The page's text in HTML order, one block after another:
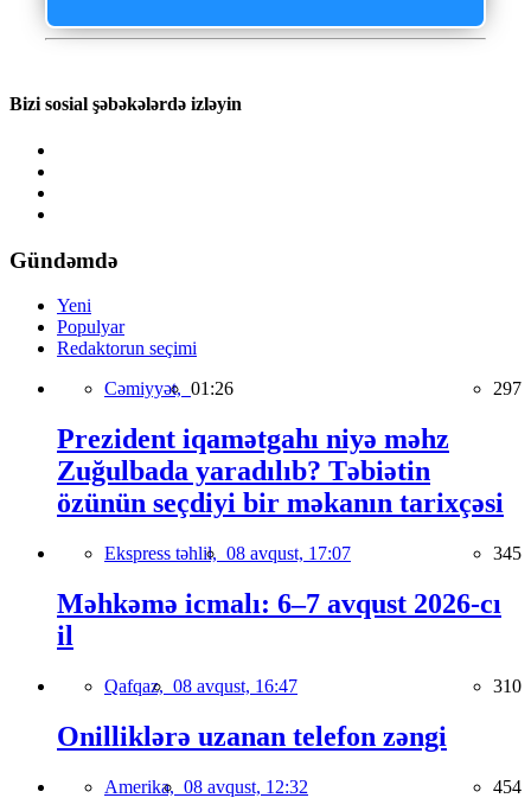
Bizi sosial şəbəkələrdə izləyin
Gündəmdə
Yeni
Populyar
Redaktorun seçimi
Cəmiyyət, 01:26 297
Prezident iqamətgahı niyə məhz
Zuğulbada yaradılıb? Təbiətin
özünün seçdiyi bir məkanın tarixçəsi
Ekspress təhlil, 08 avqust, 17:07 345
Məhkəmə icmalı: 6–7 avqust 2026-cı
il
Qafqaz, 08 avqust, 16:47 310
Onilliklərə uzanan telefon zəngi
Amerika, 08 avqust, 12:32 454